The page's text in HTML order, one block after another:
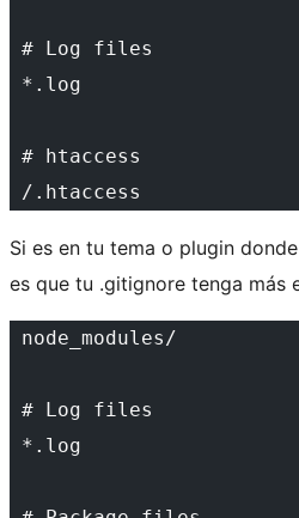
# Log files
*.log
# htaccess
/.htaccess
Si es en tu tema o plugin
es que tu .gitignore tenga más
node_modules/
# Log files
*.log